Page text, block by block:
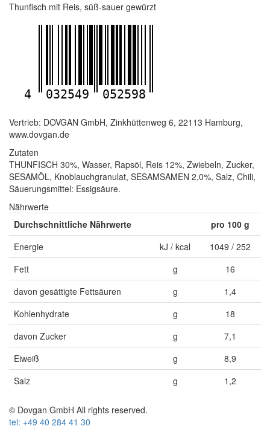
Thunfisch mit Reis, süß-sauer gewürzt
4 032549 052598
Vertrieb: DOVGAN GmbH, Zinkhüttenweg 6, 22113 Hamburg,
www.dovgan.de
Zutaten
THUNFISCH 30%, Wasser, Rapsöl, Reis 12%, Zwiebeln, Zucker,
SESAMÖL, Knoblauchgranulat, SESAMSAMEN 2,0%, Salz, Chili,
Säuerungsmittel: Essigsäure.
Nährwerte
Durchschnittliche Nährwerte
pro 100 g
Energie
kJ / kcal
1049 / 252
Fett
g
16
davon gesättigte Fettsäuren
g
1,4
Kohlenhydrate
g
18
davon Zucker
g
7,1
Eiweiß
g
8,9
Salz
g 1,2
© Dovgan GmbH All rights reserved.
tel: +49 40 284 41 30